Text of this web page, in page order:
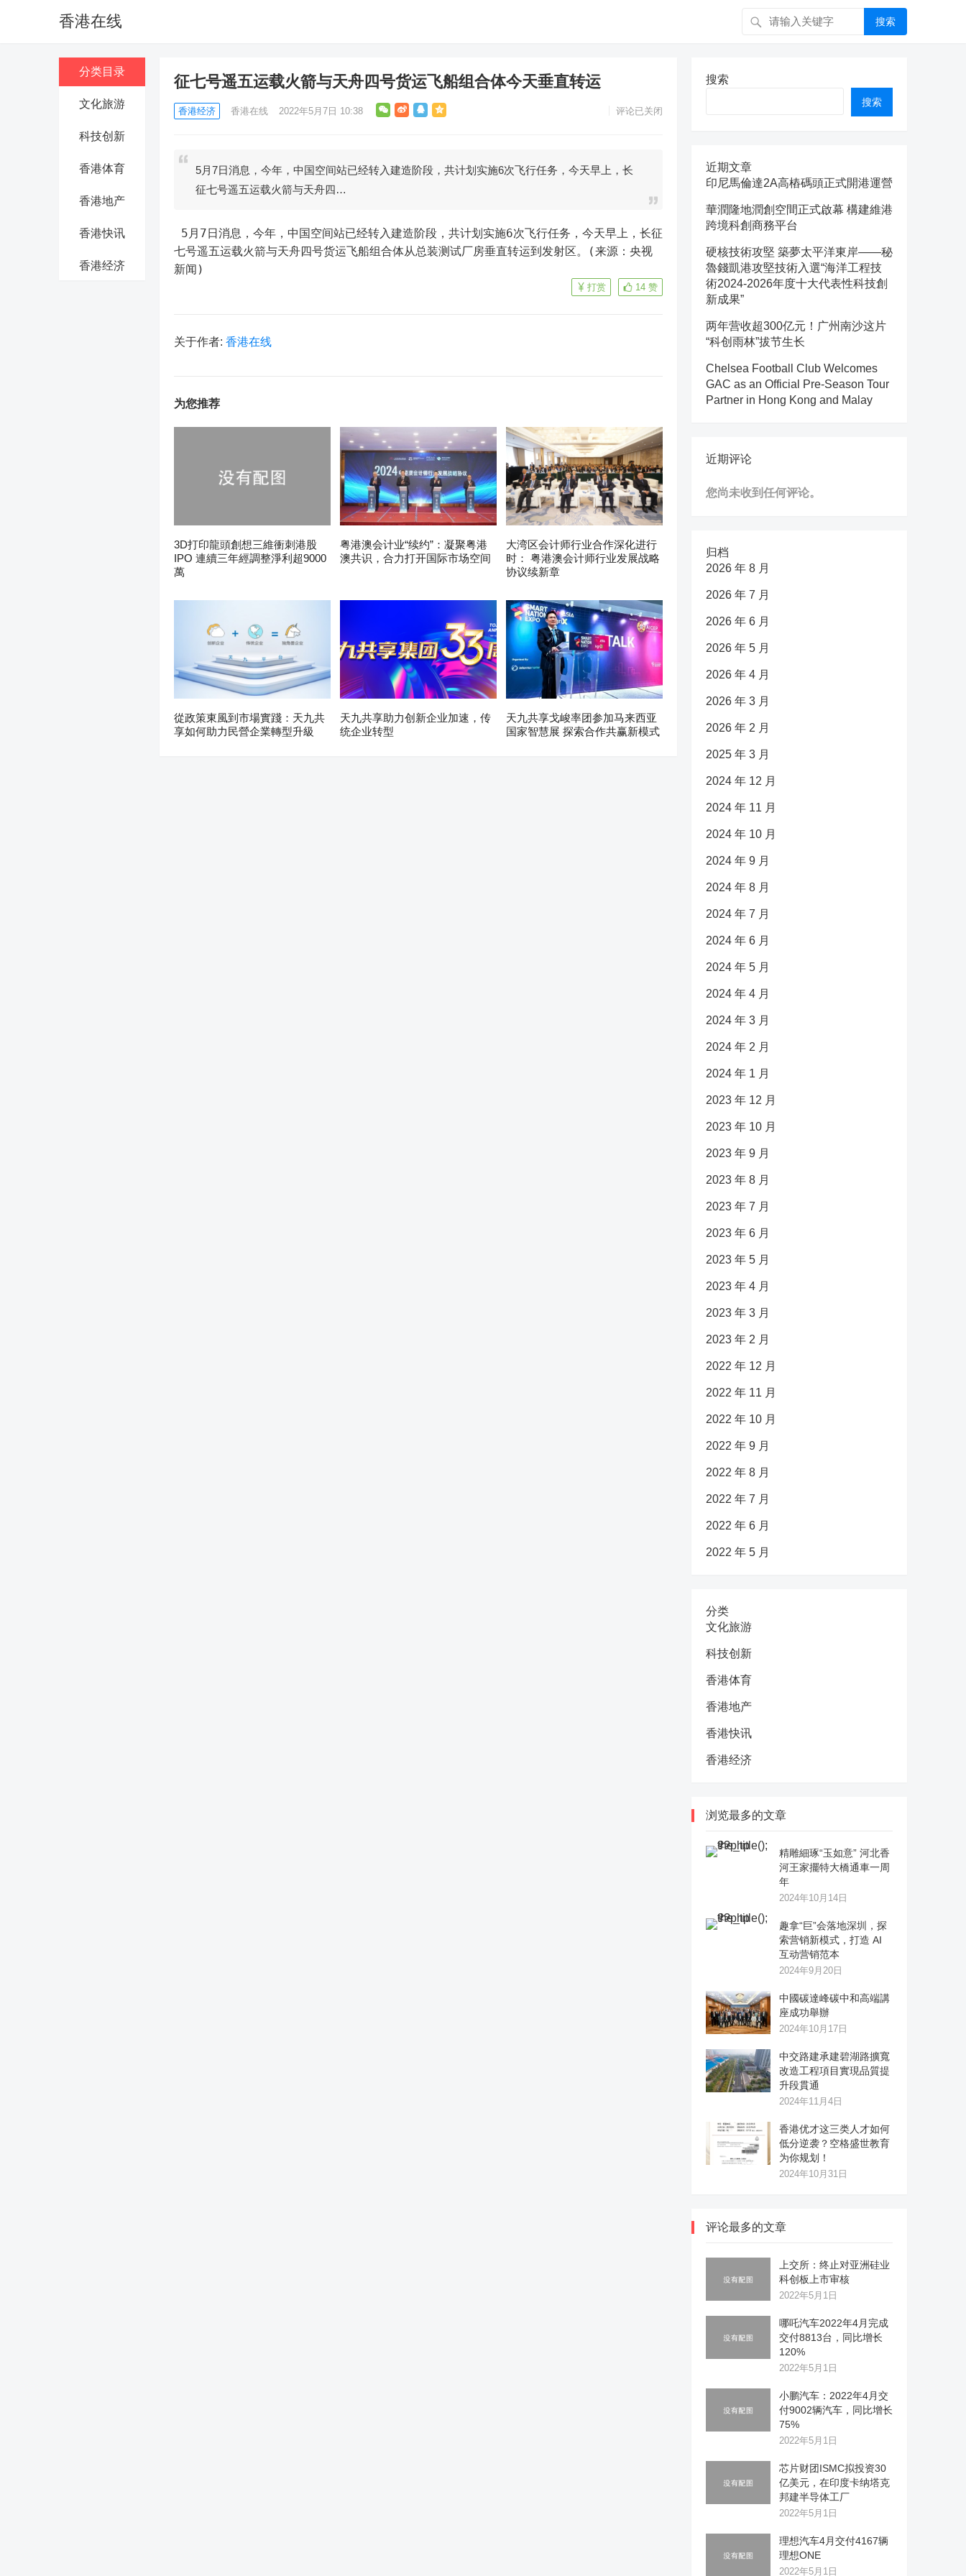
香港在线 搜索
分类目录
文化旅游
科技创新
香港体育
香港地产
香港快讯
香港经济
征七号遥五运载火箭与天舟四号货运飞船组合体今天垂直转运
香港经济 香港在线 2022年5月7日 10:38 评论已关闭
5月7日消息，今年，中国空间站已经转入建造阶段，共计划实施6次飞行任务，今天早上，长
征七号遥五运载火箭与天舟四…
七号遥五运载火箭与天舟四号货运飞船组合体从总装测试厂房垂直转运到发射区。(来源：央视
新闻)
14 赞
打赏
关于作者: 香港在线
为您推荐
3D打印龍頭創想三維衝刺港股
IPO 連續三年經調整淨利超9000
萬
粤港澳会计业“续约”：凝聚粤港
澳共识，合力打开国际市场空间
大湾区会计师行业合作深化进行
时： 粤港澳会计师行业发展战略
协议续新章
從政策東風到市場實踐：天九共
享如何助力民營企業轉型升級
天九共享助力创新企业加速，传
统企业转型
天九共享戈峻率团参加马来西亚
国家智慧展 探索合作共赢新模式
搜索
搜索
近期文章
印尼馬倫達2A高樁碼頭正式開港運營
華潤隆地潤創空間正式啟幕 構建維港
跨境科創商務平台
硬核技術攻堅 築夢太平洋東岸——秘
魯錢凱港攻堅技術入選“海洋工程技
術2024-2026年度十大代表性科技創
新成果”
两年营收超300亿元！广州南沙这片
“科创雨林”拔节生长
Chelsea Football Club Welcomes
GAC as an Official Pre-Season Tour
Partner in Hong Kong and Malay
近期评论
您尚未收到任何评论。
归档
2026 年 8 月
2026 年 7 月
2026 年 6 月
2026 年 5 月
2026 年 4 月
2026 年 3 月
2026 年 2 月
2025 年 3 月
2024 年 12 月
2024 年 11 月
2024 年 10 月
2024 年 9 月
2024 年 8 月
2024 年 7 月
2024 年 6 月
2024 年 5 月
2024 年 4 月
2024 年 3 月
2024 年 2 月
2024 年 1 月
2023 年 12 月
2023 年 10 月
2023 年 9 月
2023 年 8 月
2023 年 7 月
2023 年 6 月
2023 年 5 月
2023 年 4 月
2023 年 3 月
2023 年 2 月
2022 年 12 月
2022 年 11 月
2022 年 10 月
2022 年 9 月
2022 年 8 月
2022 年 7 月
2022 年 6 月
2022 年 5 月
分类
文化旅游
科技创新
香港体育
香港地产
香港快讯
香港经济
浏览最多的文章
精雕細琢“玉如意” 河北香
河王家擺特大橋通車一周
年
2024年10月14日
趣拿“巨”会落地深圳，探
索营销新模式，打造 AI
互动营销范本
2024年9月20日
中國碳達峰碳中和高端講
座成功舉辦
2024年10月17日
中交路建承建碧湖路擴寬
改造工程項目實現品質提
升段貫通
2024年11月4日
香港优才这三类人才如何
低分逆袭？空格盛世教育
为你规划！
2024年10月31日
评论最多的文章
上交所：终止对亚洲硅业
科创板上市审核
2022年5月1日
哪吒汽车2022年4月完成
交付8813台，同比增长
120%
2022年5月1日
小鹏汽车：2022年4月交
付9002辆汽车，同比增长
75%
2022年5月1日
芯片财团ISMC拟投资30
亿美元，在印度卡纳塔克
邦建半导体工厂
2022年5月1日
理想汽车4月交付4167辆
理想ONE
2022年5月1日